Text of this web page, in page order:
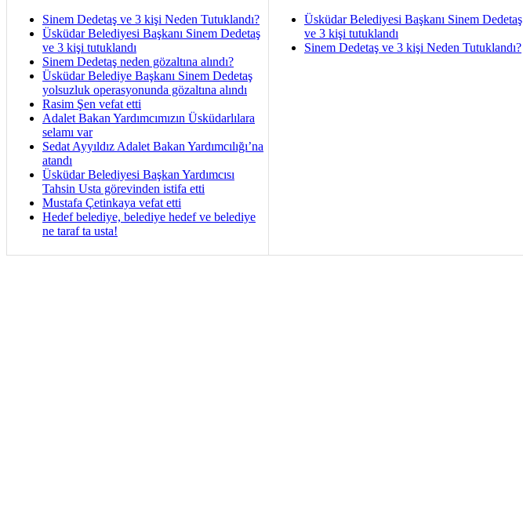
Sinem Dedetaş ve 3 kişi Neden Tutuklandı?
Üsküdar Belediyesi Başkanı Sinem Dedetaş
ve 3 kişi tutuklandı
Sinem Dedetaş neden gözaltına alındı?
Üsküdar Belediye Başkanı Sinem Dedetaş
yolsuzluk operasyonunda gözaltına alındı
Rasim Şen vefat etti
Adalet Bakan Yardımcımızın Üsküdarlılara
selamı var
Sedat Ayyıldız Adalet Bakan Yardımcılığı’na
atandı
Üsküdar Belediyesi Başkan Yardımcısı
Tahsin Usta görevinden istifa etti
Mustafa Çetinkaya vefat etti
Hedef belediye, belediye hedef ve belediye
ne taraf ta usta!
Üsküdar Belediyesi Başkanı Sinem Dedetaş
ve 3 kişi tutuklandı
Sinem Dedetaş ve 3 kişi Neden Tutuklandı?